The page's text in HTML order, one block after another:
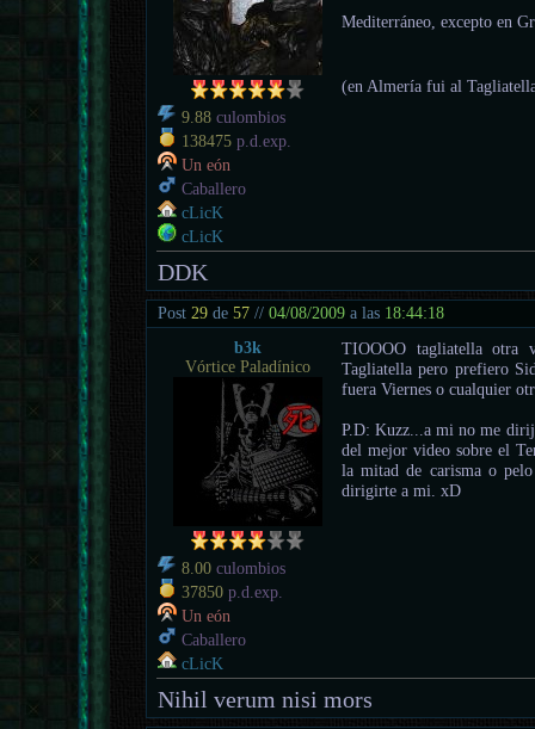
9.88 culombios
138475 p.d.exp.
Un eón
Caballero
cLicK
cLicK
Mediterráneo, excepto en
(en Almería fui al
DDK
Post29 de57 //04/08/2009 a las 18:44:18
b3k
Vórtice Paladínico
8.00 culombios
37850 p.d.exp.
Un eón
Caballero
cLicK
TIOOOO tagliatella otra
Tagliatella pero prefiero
fuera Viernes o cualquier
P.D: Kuzz...a mi no me
del mejor video sobre el
la mitad de carisma o
dirigirte a mi. xD
Nihil verum nisi mors